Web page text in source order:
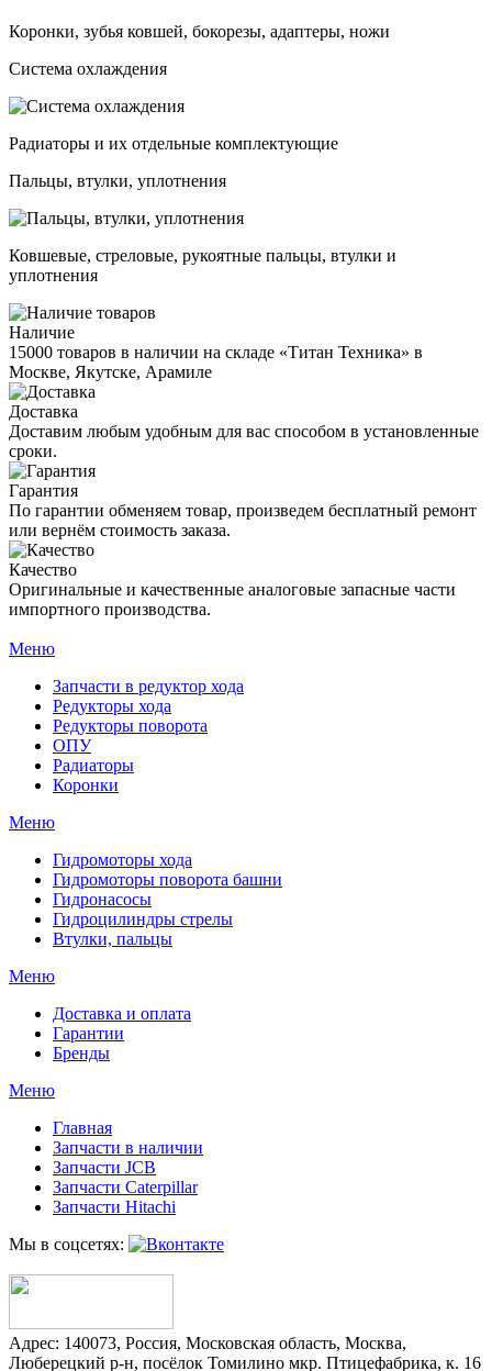
Коронки, зубья ковшей, бокорезы, адаптеры, ножи
Система охлаждения
Радиаторы и их отдельные комплектующие
Пальцы, втулки, уплотнения
Ковшевые, стреловые, рукоятные пальцы, втулки и
уплотнения
Наличие
15000 товаров в наличии на складе «Титан Техника» в
Москве, Якутске, Арамиле
Доставка
Доставим любым удобным для вас способом в установленные
сроки.
Гарантия
По гарантии обменяем товар, произведем бесплатный ремонт
или вернём стоимость заказа.
Качество
Оригинальные и качественные аналоговые запасные части
импортного производства.
Меню
Запчасти в редуктор хода
Редукторы хода
Редукторы поворота
ОПУ
Радиаторы
Коронки
Меню
Гидромоторы хода
Гидромоторы поворота башни
Гидронасосы
Гидроцилиндры стрелы
Втулки, пальцы
Меню
Доставка и оплата
Гарантии
Бренды
Меню
Главная
Запчасти в наличии
Запчасти JCB
Запчасти Caterpillar
Запчасти Hitachi
Мы в соцсетях:
Адрес: 140073, Россия, Московская область, Москва,
Люберецкий р-н, посёлок Томилино мкр. Птицефабрика, к. 16